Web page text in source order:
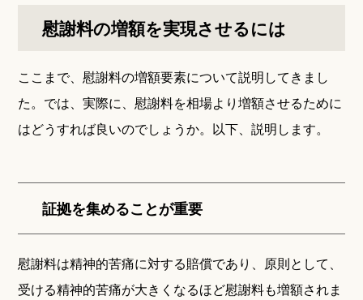
慰謝料の増額を実現させるには
ここまで、慰謝料の増額要素について説明してきまし
た。では、実際に、慰謝料を相場より増額させるために
はどうすれば良いのでしょうか。以下、説明します。
証拠を集めることが重要
慰謝料は精神的苦痛に対する賠償であり、原則として、
受ける精神的苦痛が大きくなるほど慰謝料も増額されま